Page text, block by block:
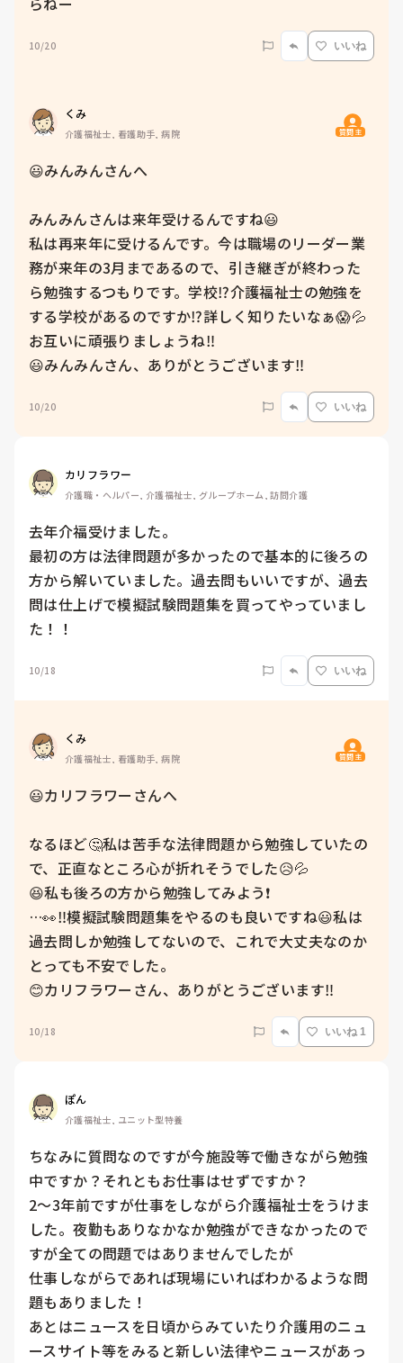
10/20 いいね
くみ
介護福祉士, 看護助手, 病院 質問主
😃みんみんさんへ
みんみんさんは来年受けるんですね😃
私は再来年に受けるんです。今は職場のリーダー業
務が来年の3月まであるので、引き継ぎが終わった
ら勉強するつもりです。学校⁉️介護福祉士の勉強を
する学校があるのですか⁉️詳しく知りたいなぁ😱💦
お互いに頑張りましょうね‼️
😃みんみんさん、ありがとうございます‼️
10/20 いいね
カリフラワー
介護職・ヘルパー, 介護福祉士, グループホーム, 訪問介護
去年介福受けました。
最初の方は法律問題が多かったので基本的に後ろの
方から解いていました。過去問もいいですが、過去
問は仕上げで模擬試験問題集を買ってやっていまし
た！！
10/18 いいね
くみ
介護福祉士, 看護助手, 病院 質問主
😃カリフラワーさんへ
なるほど🤔私は苦手な法律問題から勉強していたの
で、正直なところ心が折れそうでした😥💦
😆私も後ろの方から勉強してみよう❗
…👀‼️模擬試験問題集をやるのも良いですね😃私は
過去問しか勉強してないので、これで大丈夫なのか
とっても不安でした。
😊カリフラワーさん、ありがとうございます‼️
10/18 いいね 1
ぽん
介護福祉士, ユニット型特養
ちなみに質問なのですが今施設等で働きながら勉強
中ですか？それともお仕事はせずですか？
2〜3年前ですが仕事をしながら介護福祉士をうけま
した。夜勤もありなかなか勉強ができなかったので
すが全ての問題ではありませんでしたが
仕事しながらであれば現場にいればわかるような問
題もありました！
あとはニュースを日頃からみていたり介護用のニュ
ースサイト等をみると新しい法律やニュースがあっ